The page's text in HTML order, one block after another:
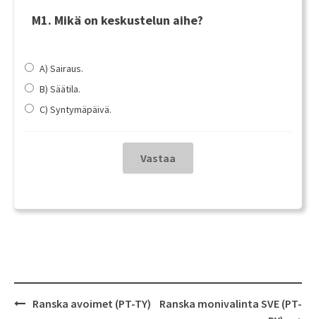
M1. Mikä on keskustelun aihe?
A) Sairaus.
B) Säätila.
C) Syntymäpäivä.
PostRanska avoimet (PT-TY)
Ranska monivalinta SVE (PT-